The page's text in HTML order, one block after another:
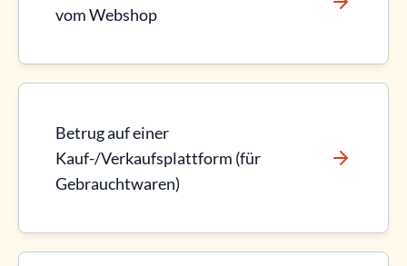
vom Webshop
Betrug auf einer
Kauf-/Verkaufsplattform (für
Gebrauchtwaren)